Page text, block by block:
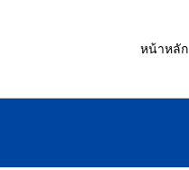
หน้าหลัก